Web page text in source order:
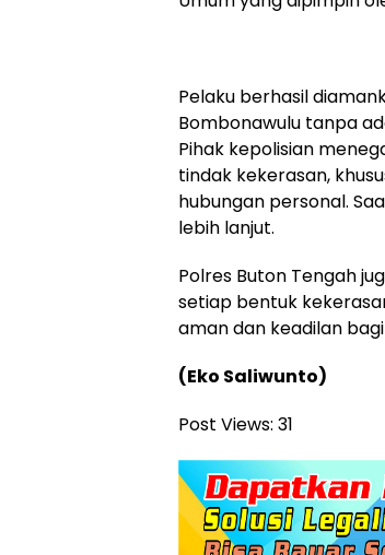
Pelaku berhasil
Bombonawulu tanpa
Pihak kepolisian
tindak kekerasan,
hubungan personal.
lebih lanjut.
Polres Buton Tengah
setiap bentuk
aman dan keadilan
(Eko Saliwunto)
Post Views: 31